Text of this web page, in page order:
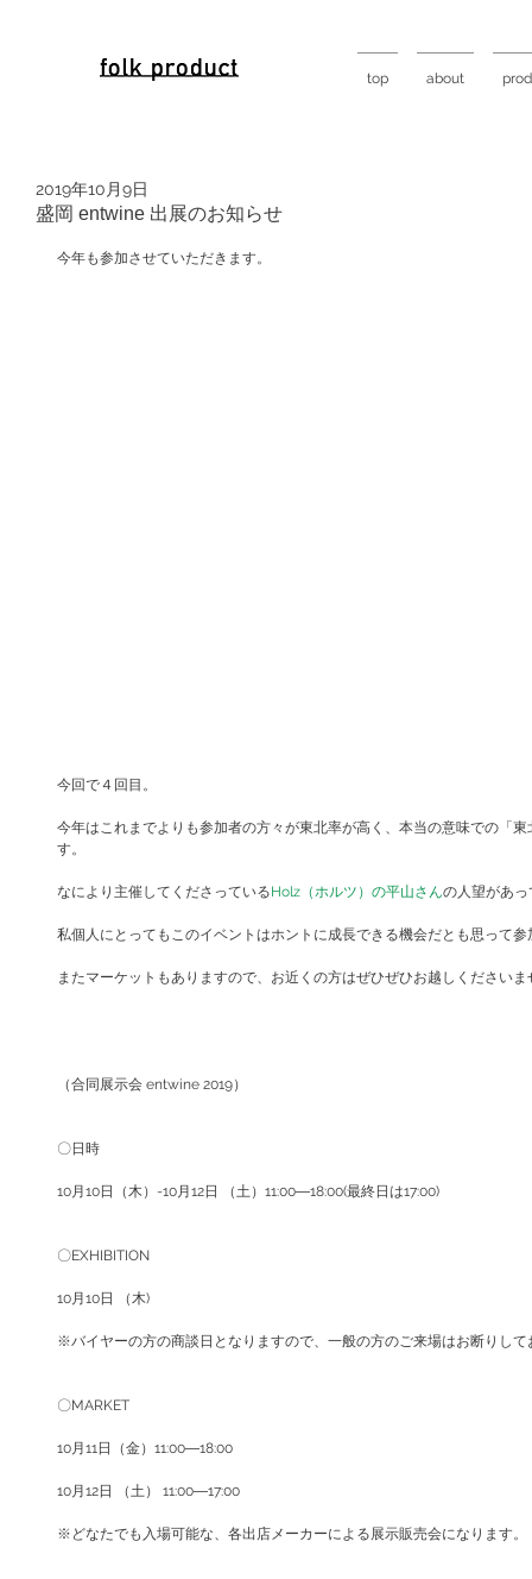
top about
盛岡 entwine 出展のお知らせ
2019年10月9日
今年も参加させていただきます。
今回で４回目。
今年はこれまでよりも参加者の方々が東北率が高く、本当の意味での「
す。
なにより主催してくださっているHolz（ホルツ）の平山さんの人望があ
私個人にとってもこのイベントはホントに成長できる機会だとも思って
またマーケットもありますので、お近くの方はぜひぜひお越しくださいま
（合同展示会 entwine 2019）
〇日時
10月10日（木）-10月12日 （土）11:00―18:00(最終日は17:00)
〇EXHIBITION
10月10日 （木)
※バイヤーの方の商談日となりますので、一般の方のご来場はお断りして
〇MARKET
10月11日（金）11:00―18:00
10月12日 （土） 11:00―17:00
※どなたでも入場可能な、各出店メーカーによる展示販売会になります。